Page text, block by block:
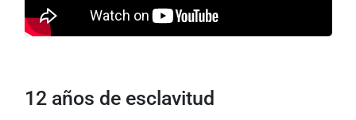
12 años de esclavitud